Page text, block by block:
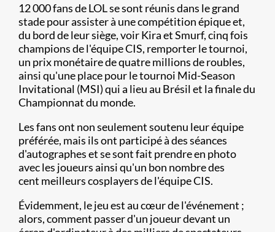
12 000 fans de LOL se sont réunis dans le grand
stade pour assister à une compétition épique et,
du bord de leur siège, voir Kira et Smurf, cinq fois
champions de l'équipe CIS, remporter le tournoi,
un prix monétaire de quatre millions de roubles,
ainsi qu'une place pour le tournoi Mid-Season
Invitational (MSI) qui a lieu au Brésil et la finale du
Championnat du monde.
Les fans ont non seulement soutenu leur équipe
préférée, mais ils ont participé à des séances
d'autographes et se sont fait prendre en photo
avec les joueurs ainsi qu'un bon nombre des
cent meilleurs cosplayers de l'équipe CIS.
Évidemment, le jeu est au cœur de l'événement ;
alors, comment passer d'un joueur devant un